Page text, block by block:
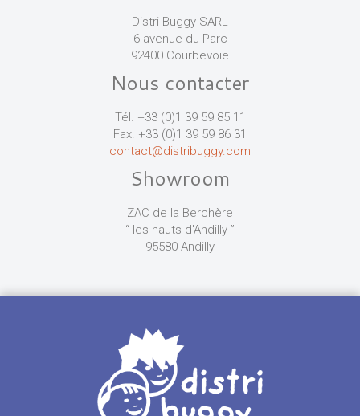
Distri Buggy SARL
6 avenue du Parc
92400 Courbevoie
Nous contacter
Tél. +33 (0)1 39 59 85 11
Fax. +33 (0)1 39 59 86 31
contact@distribuggy.com
Showroom
ZAC de la Berchère
“ les hauts d'Andilly ”
95580 Andilly